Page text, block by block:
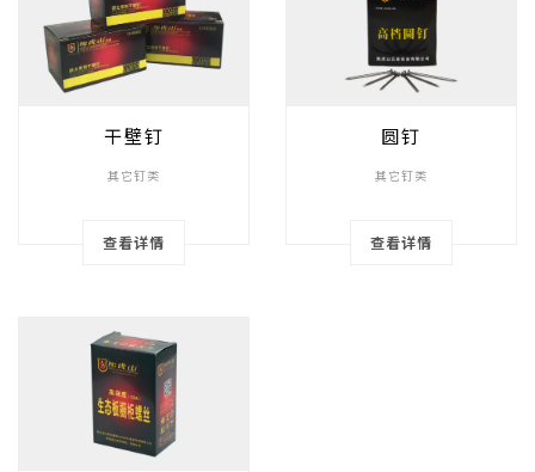
干壁钉
其它钉类
查看详情
圆钉
其它钉类
查看详情